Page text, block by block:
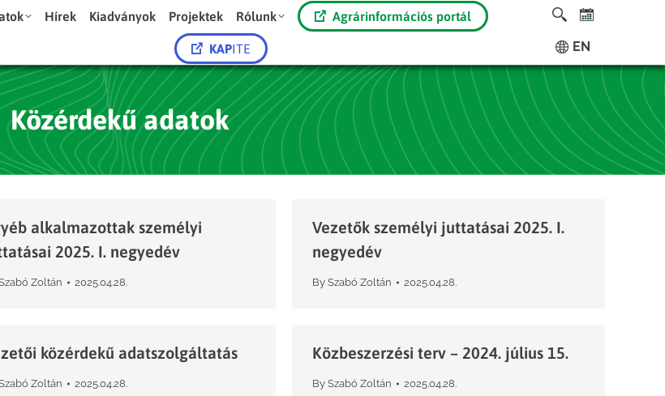
Hírek Kiadványok Projektek Rólunk Agrárinformációs portál
KAPITE EN
Közérdekű adatok
alkalmazottak személyi
2025. I. negyedév
Zoltán 2025.04.28.
Vezetők személyi juttatásai 2025. I.
negyedév
By Szabó Zoltán 2025.04.28.
közérdekű adatszolgáltatás
Zoltán 2025.04.28.
Közbeszerzési terv – 2024. július 15.
By Szabó Zoltán 2025.04.28.